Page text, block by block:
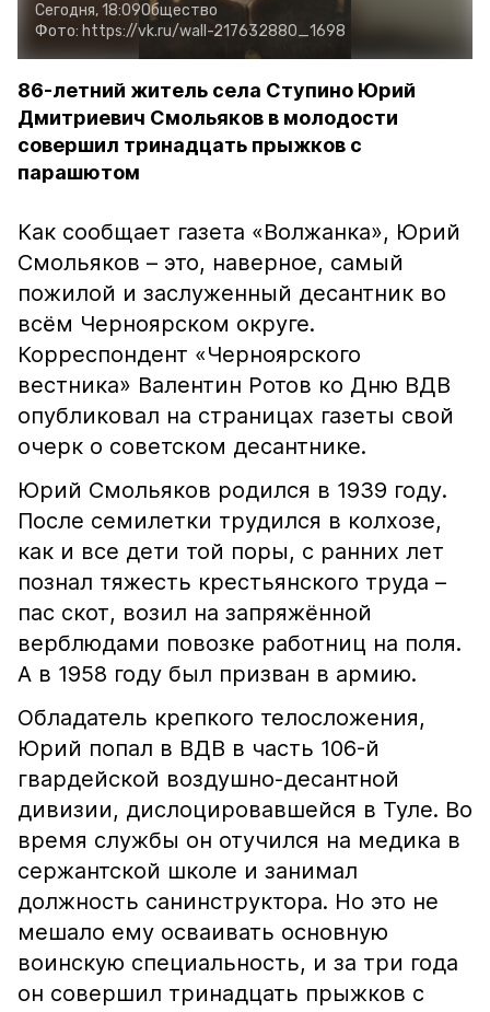
Сегодня, 18:09Общество
Фото: https://vk.ru/wall-217632880_1698
86-летний житель села Ступино Юрий
Дмитриевич Смольяков в молодости
совершил тринадцать прыжков с
парашютом
Как сообщает газета «Волжанка», Юрий
Смольяков – это, наверное, самый
пожилой и заслуженный десантник во
всём Черноярском округе.
Корреспондент «Черноярского
вестника» Валентин Ротов ко Дню ВДВ
опубликовал на страницах газеты свой
очерк о советском десантнике.
Юрий Смольяков родился в 1939 году.
После семилетки трудился в колхозе,
как и все дети той поры, с ранних лет
познал тяжесть крестьянского труда –
пас скот, возил на запряжённой
верблюдами повозке работниц на поля.
А в 1958 году был призван в армию.
Обладатель крепкого телосложения,
Юрий попал в ВДВ в часть 106-й
гвардейской воздушно-десантной
дивизии, дислоцировавшейся в Туле. Во
время службы он отучился на медика в
сержантской школе и занимал
должность санинструктора. Но это не
мешало ему осваивать основную
воинскую специальность, и за три года
он совершил тринадцать прыжков с